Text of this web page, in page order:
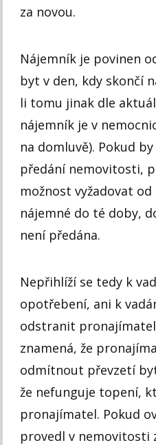
za novou.
Nájemník je povinen
byt v den, kdy skončí
li tomu jinak dle
nájemník je v
na domluvě). Pokud
předání nemovitosti,
možnost vyžadovat
nájemné do té doby,
není předána.
Nepřihlíží se tedy k
opotřebení, ani k
odstranit
znamená, že
odmítnout převzetí
že nefunguje topení,
pronajímatel. Pokud
provedl v nemovitosti